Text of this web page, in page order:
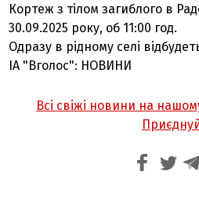
Кортеж з тілом загиблого в
30.09.2025 року, об 11:00 год.
Одразу в рідному селі
ІА "Вголос": НОВИНИ
Всі свіжі новини на